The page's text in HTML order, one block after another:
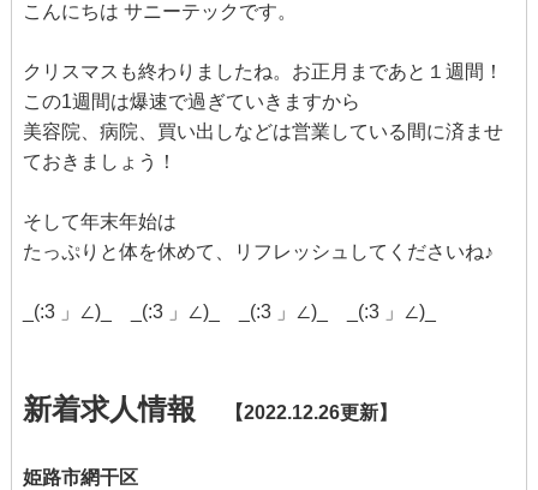
こんにちは サニーテックです。
クリスマスも終わりましたね。お正月まであと１週間！
この1週間は爆速で過ぎていきますから
美容院、病院、買い出しなどは営業している間に済ませ
ておきましょう！
そして年末年始は
たっぷりと体を休めて、リフレッシュしてくださいね♪
_(:3 」∠)_ _(:3 」∠)_ _(:3 」∠)_ _(:3 」∠)_
新着求人情報 【2022.12.26更新】
姫路市網干区